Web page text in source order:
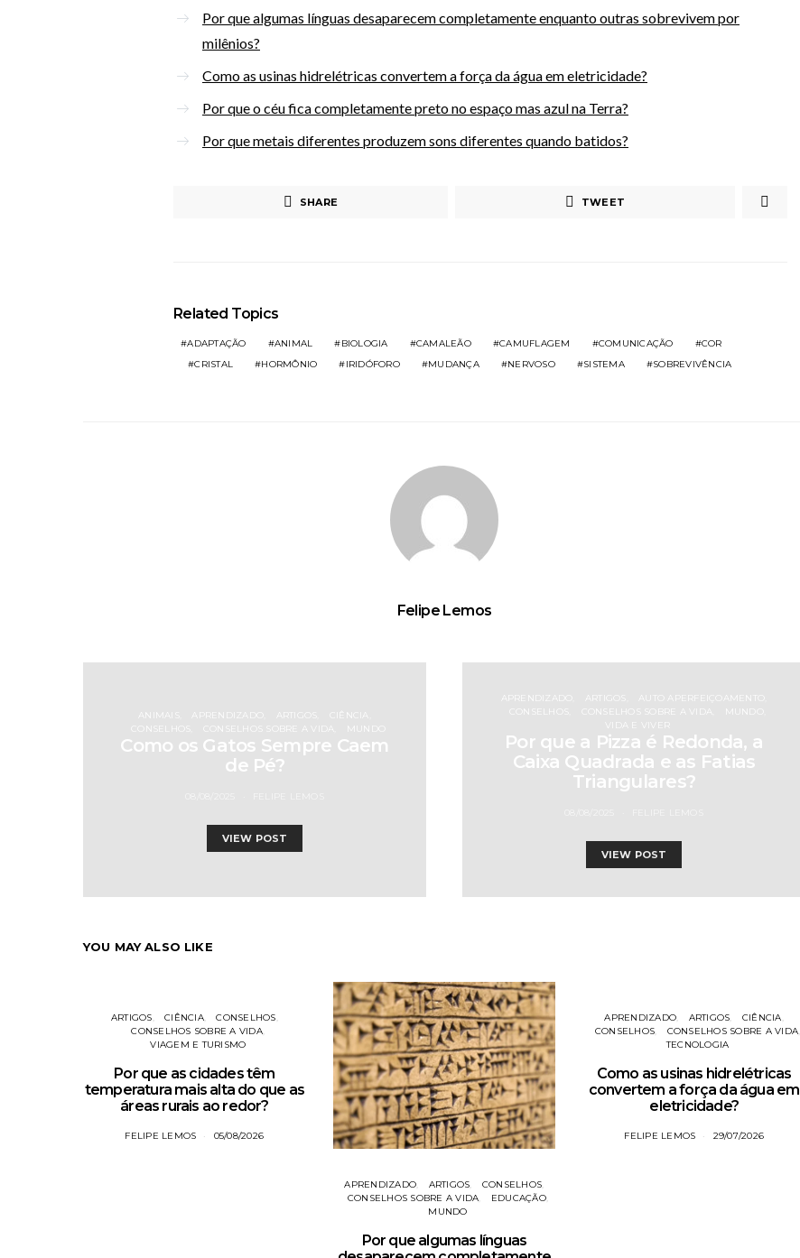
Por que algumas línguas desaparecem completamente enquanto outras sobrevivem por
milênios?
Como as usinas hidrelétricas convertem a força da água em eletricidade?
Por que o céu fica completamente preto no espaço mas azul na Terra?
Por que metais diferentes produzem sons diferentes quando batidos?
SHARE TWEET
Related Topics
ADAPTAÇÃO ANIMAL BIOLOGIA CAMALEÃO CAMUFLAGEM COMUNICAÇÃO
COR
CRISTAL
HORMÔNIO IRIDÓFORO MUDANÇA NERVOSO SISTEMA SOBREVIVÊNCIA
Felipe Lemos
ANIMAIS APRENDIZADO ARTIGOS
CIÊNCIA
CONSELHOS
CONSELHOS SOBRE A VIDA MUNDO
Como os Gatos Sempre Caem
de Pé?
VIEW POST
APRENDIZADO ARTIGOS
AUTO APERFEIÇOAMENTO
CONSELHOS
CONSELHOS SOBRE A VIDA
MUNDO
VIDA E VIVER
Por que a Pizza é Redonda, a
Caixa Quadrada e as Fatias
Triangulares?
VIEW POST
YOU MAY ALSO LIKE
ARTIGOS CIÊNCIA
CONSELHOS
CONSELHOS SOBRE A VIDA
VIAGEM E TURISMO
Por que as cidades têm
temperatura mais alta do que as
áreas rurais ao redor?
FELIPE LEMOS 05/08/2026
APRENDIZADO ARTIGOS
CONSELHOS
CONSELHOS SOBRE A VIDA
EDUCAÇÃO
MUNDO
Por que algumas línguas
APRENDIZADO ARTIGOS
CIÊNCIA
CONSELHOS
CONSELHOS SOBRE A VIDA
TECNOLOGIA
Como as usinas hidrelétricas
convertem a força da água em
eletricidade?
FELIPE LEMOS 29/07/2026